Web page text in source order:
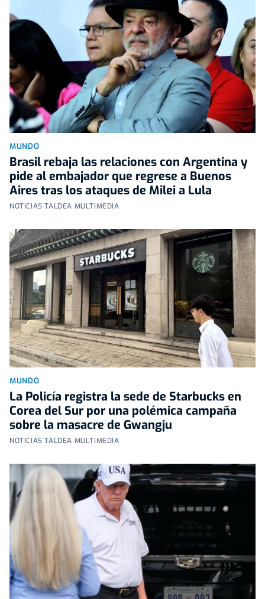
MUNDO
Brasil rebaja las relaciones con Argentina y
pide al embajador que regrese a Buenos
Aires tras los ataques de Milei a Lula
NOTICIAS TALDEA MULTIMEDIA
MUNDO
La Policía registra la sede de Starbucks en
Corea del Sur por una polémica campaña
sobre la masacre de Gwangju
NOTICIAS TALDEA MULTIMEDIA